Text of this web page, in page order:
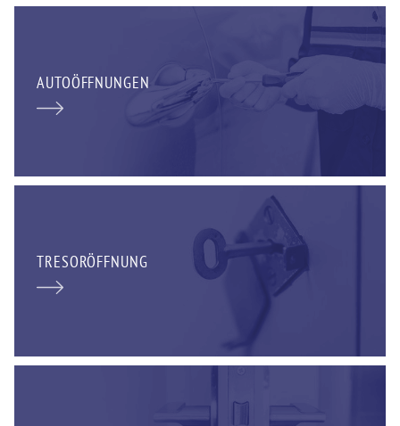
AUTOÖFFNUNGEN
TRESORÖFFNUNG